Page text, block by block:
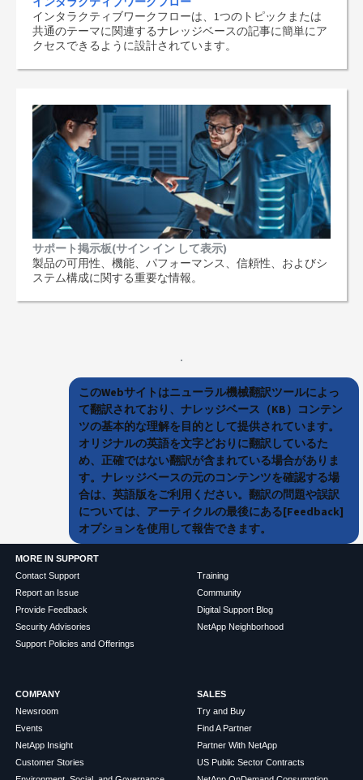
インタラクティブワークフローは、1つのトピックまたは
共通のテーマに関連するナレッジベースの記事に簡単にア
クセスできるように設計されています。
サポート掲示板(サイン イン して表示)
製品の可用性、機能、パフォーマンス、信頼性、およびシ
ステム構成に関する重要な情報。
このWebサイトはニューラル機械翻訳ツールによっ
て翻訳されており、ナレッジベース（KB）コンテン
ツの基本的な理解を目的として提供されています。
オリジナルの英語を文字どおりに翻訳しているた
め、正確ではない翻訳が含まれている場合がありま
す。ナレッジベースの元のコンテンツを確認する場
合は、英語版をご利用ください。翻訳の問題や誤訳
については、アーティクルの最後にある[Feedback]
オプションを使用して報告できます。
MORE IN SUPPORT
Contact Support
Report an Issue
Provide Feedback
Security Advisories
Support Policies and Offerings
Training
Community
Digital Support Blog
NetApp Neighborhood
COMPANY
Newsroom
Events
NetApp Insight
Customer Stories
SALES
Try and Buy
Find A Partner
Partner With NetApp
US Public Sector Contracts